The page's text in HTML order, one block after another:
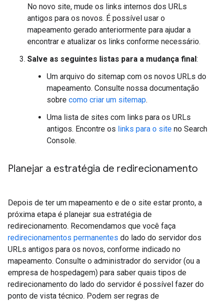
No novo site, mude os links internos dos URLs
antigos para os novos. É possível usar o
mapeamento gerado anteriormente para ajudar a
encontrar e atualizar os links conforme necessário.
Salve as seguintes listas para a mudança final:
Um arquivo do sitemap com os novos URLs do
mapeamento. Consulte nossa documentação
sobre como criar um sitemap.
Uma lista de sites com links para os URLs
antigos. Encontre os links para o site no Search
Console.
Planejar a estratégia de redirecionamento
Depois de ter um mapeamento e de o site estar pronto, a
próxima etapa é planejar sua estratégia de
redirecionamento. Recomendamos que você faça
redirecionamentos permanentes do lado do servidor dos
URLs antigos para os novos, conforme indicado no
mapeamento. Consulte o administrador do servidor (ou a
empresa de hospedagem) para saber quais tipos de
redirecionamento do lado do servidor é possível fazer do
ponto de vista técnico. Podem ser regras de